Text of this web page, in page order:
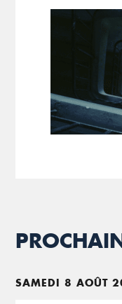
SAMEDI 8 AOÛT